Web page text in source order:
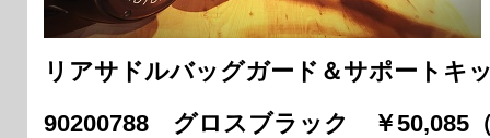
リアサドルバッグガード＆サポートキ
90200788 グロスブラック ￥50,085